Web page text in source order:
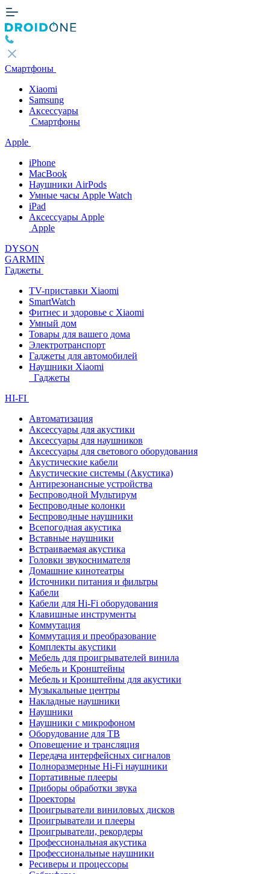
Смартфоны
Xiaomi
Samsung
Аксессуары
Смартфоны
Apple
iPhone
MacBook
Наушники AirPods
Умные часы Apple Watch
iPad
Аксессуары Apple
Apple
DYSON
GARMIN
Гаджеты
TV-приставки Xiaomi
SmartWatch
Фитнес и здоровье с Xiaomi
Умный дом
Товары для вашего дома
Электротранспорт
Гаджеты для автомобилей
Наушники Xiaomi
Гаджеты
HI-FI
Автоматизация
Аксессуары для акустики
Аксессуары для наушников
Аксессуары для светового оборудования
Акустические кабели
Акустические системы (Акустика)
Антирезонансные устройства
Беспроводной Мультирум
Беспроводные колонки
Беспроводные наушники
Всепогодная акустика
Вставные наушники
Встраиваемая акустика
Головки звукоснимателя
Домашние кинотеатры
Источники питания и фильтры
Кабели
Кабели для Hi-Fi оборудования
Клавишные инструменты
Коммутация
Коммутация и преобразование
Комплекты акустики
Мебель для проигрывателей винила
Мебель и Кронштейны
Мебель и Кронштейны для акустики
Музыкальные центры
Накладные наушники
Наушники
Наушники с микрофоном
Оборудование для ТВ
Оповещение и трансляция
Передача интерфейсных сигналов
Полноразмерные Hi-Fi наушники
Портативные плееры
Приборы обработки звука
Проекторы
Проигрыватели виниловых дисков
Проигрыватели и плееры
Проигрыватели, рекордеры
Профессиональная акустика
Профессиональные наушники
Ресиверы и процессоры